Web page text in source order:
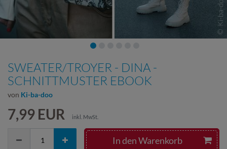
SWEATER/TROYER - DINA -
SCHNITTMUSTER EBOOK
von Ki-ba-doo
7,99 EUR inkl. MwSt.
In den Warenkorb